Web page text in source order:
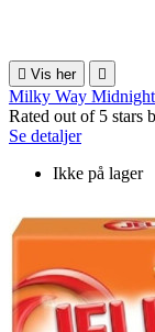
 Vis her 
Milky Way
Rated out of 5 stars
Se detaljer
Ikke på lager